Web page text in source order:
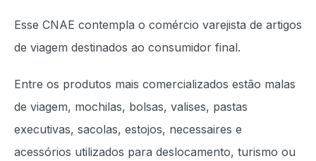
Esse CNAE contempla o comércio varejista de artigos
de viagem destinados ao consumidor final.
Entre os produtos mais comercializados estão malas
de viagem, mochilas, bolsas, valises, pastas
executivas, sacolas, estojos, necessaires e
acessórios utilizados para deslocamento, turismo ou